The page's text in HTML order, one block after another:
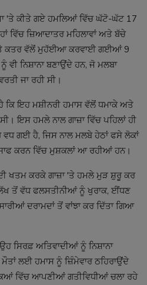
'ਤੇ ਕੀਤੇ ਗਏ ਹਮਲਿਆਂ ਵਿੱਚ ਘੱਟੋ-ਘੱਟ 17
ਵਿੱਚ ਜ਼ਿਆਦਾਤਰ ਮਹਿਲਾਵਾਂ ਅਤੇ ਬੱਚੇ
ਕਤਰ ਵੱਲੋਂ ਮੁਹੱਈਆ ਕਰਵਾਈ ਗਈਆਂ 9
ਵੀ ਨਿਸ਼ਾਨਾ ਬਣਾਉਂਦੇ ਹਨ, ਜੋ ਮਲਬਾ
ਜਾ ਰਹੀ ਸੀ।
ਕਿ ਇਹ ਮਸ਼ੀਨਰੀ ਹਮਾਸ ਵੱਲੋਂ ਧਮਾਕੇ ਅਤੇ
ਇਸ ਹਮਲੇ ਨਾਲ ਗਾਜ਼ਾ ਵਿੱਚ ਪਹਿਲਾਂ ਹੀ
ਵਧ ਗਈ ਹੈ, ਜਿਸ ਨਾਲ ਮਲਬੇ ਹੇਠਾਂ ਫਸੇ ਲੋਕਾਂ
ਕਰਨ ਵਿੱਚ ਮੁਸ਼ਕਲਾਂ ਆ ਰਹੀਆਂ ਹਨ।​
ਖਤਮ ਕਰਕੇ ਗਾਜ਼ਾ 'ਤੇ ਹਮਲੇ ਮੁੜ ਸ਼ੁਰੂ ਕਰ
ਤੋਂ ਵੱਧ ਫਲਸਤੀਨੀਆਂ ਨੂੰ ਖੁਰਾਕ, ਈਂਧਣ
ਦਰਾਮਦਾਂ ਤੋਂ ਵਾਂਝਾ ਕਰ ਦਿੱਤਾ ਗਿਆ
ਸਿਰਫ਼ ਅਤਿਵਾਦੀਆਂ ਨੂੰ ਨਿਸ਼ਾਨਾ
ਲਈ ਹਮਾਸ ਨੂੰ ਜ਼ਿੰਮੇਵਾਰ ਠਹਿਰਾਉਂਦੇ
ਵਿੱਚ ਆਪਣੀਆਂ ਗਤੀਵਿਧੀਆਂ ਚਲਾ ਰਹੇ